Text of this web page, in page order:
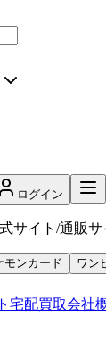
ログイン
サイト/通販サ
モンカード ワン
宅配買取会社